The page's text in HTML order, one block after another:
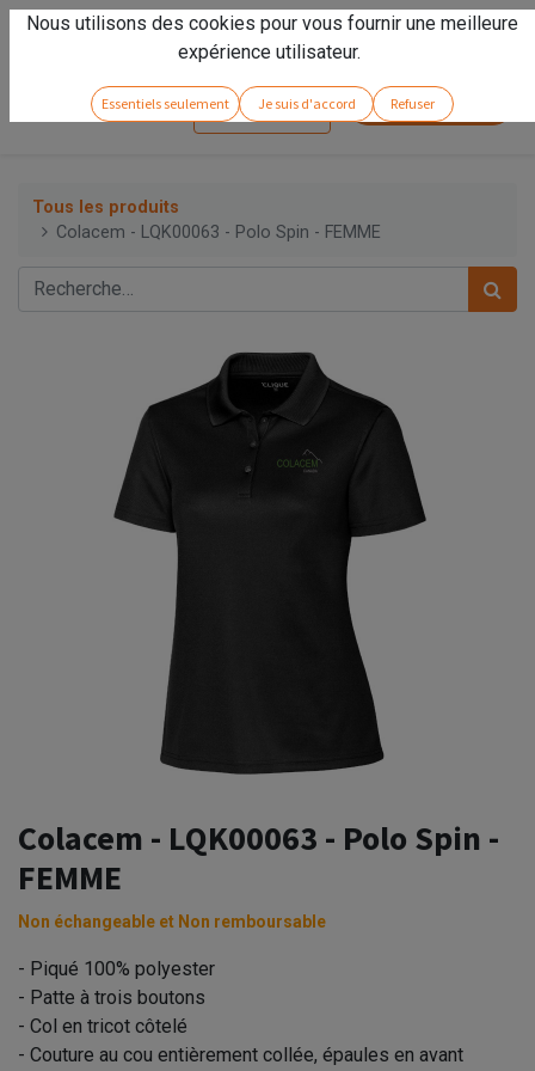
Vivez l'expérienceArseno!
Se connecter Service client
Tous les produits
Colacem - LQK00063 - Polo Spin - FEMME
Colacem - LQK00063 - Polo Spin -
FEMME
Non échangeable et Non remboursable
- Piqué 100% polyester
- Patte à trois boutons
- Col en tricot côtelé
- Couture au cou entièrement collée, épaules en avant
Nous utilisons des cookies pour vous fournir une meilleure
expérience utilisateur.
Essentiels seulement Je suis d'accord Refuser